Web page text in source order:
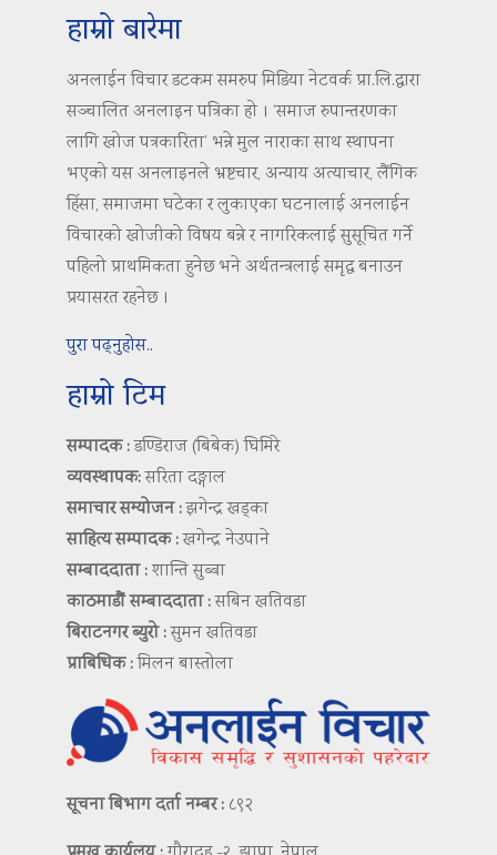
हाम्रो बारेमा
अनलाईन विचार डटकम समरुप मिडिया नेटवर्क प्रा.लि.द्वारा
सञ्चालित अनलाइन पत्रिका हो । ‘समाज रुपान्तरणका
लागि खोज पत्रकारिता’ भन्ने मुल नाराका साथ स्थापना
भएको यस अनलाइनले भ्रष्टचार, अन्याय अत्याचार, लैंगिक
हिंसा, समाजमा घटेका र लुकाएका घटनालाई अनलाईन
विचारको खोजीको विषय बन्ने र नागरिकलाई सुसूचित गर्ने
पहिलो प्राथमिकता हुनेछ भने अर्थतन्त्रलाई समृद्ध बनाउन
प्रयासरत रहनेछ ।
पुरा पढ्नुहोस..
हाम्रो टिम
सम्पादक :डण्डिराज (बिबेक) घिमिरे
व्यवस्थापक:सरिता दङ्गाल
समाचार सम्योजन :झगेन्द्र खड्का
साहित्य सम्पादक :खगेन्द्र नेउपाने
सम्बाददाता :शान्ति सुब्बा
काठमाडौं सम्बाददाता :सबिन खतिवडा
बिराटनगर ब्युरो :सुमन खतिवडा
प्राबिधिक :मिलन बास्तोला
सूचना बिभाग दर्ता नम्बर : ८९२